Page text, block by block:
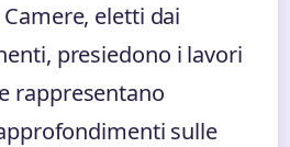
eletti dai
presiedono i lavori
rappresentano
sulle